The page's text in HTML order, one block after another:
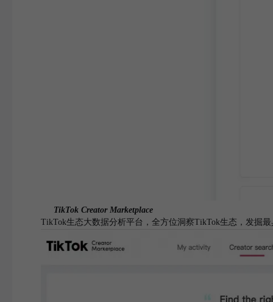
TikTok Creator Marketplace
TikTok生态大数据分析平台，全方位洞察TikTok生态，发掘